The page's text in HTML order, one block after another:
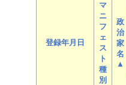
登録年月日
マ
ニ
フ
ェ
ス
ト
種
別
政
治
家
名
▲